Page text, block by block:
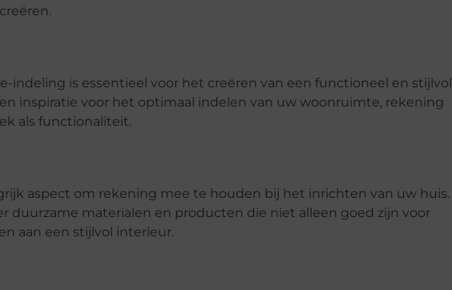
indeling is essentieel voor het creëren van een functioneel en stijlvol
inspiratie voor het optimaal indelen van uw woonruimte, rekening
als functionaliteit.
aspect om rekening mee te houden bij het inrichten van uw huis.
duurzame materialen en producten die niet alleen goed zijn voor
aan een stijlvol interieur.